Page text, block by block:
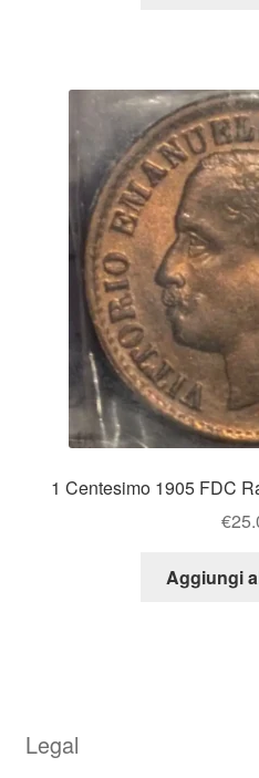
1 Centesimo 1905 FDC
€
Aggiungi
Legal